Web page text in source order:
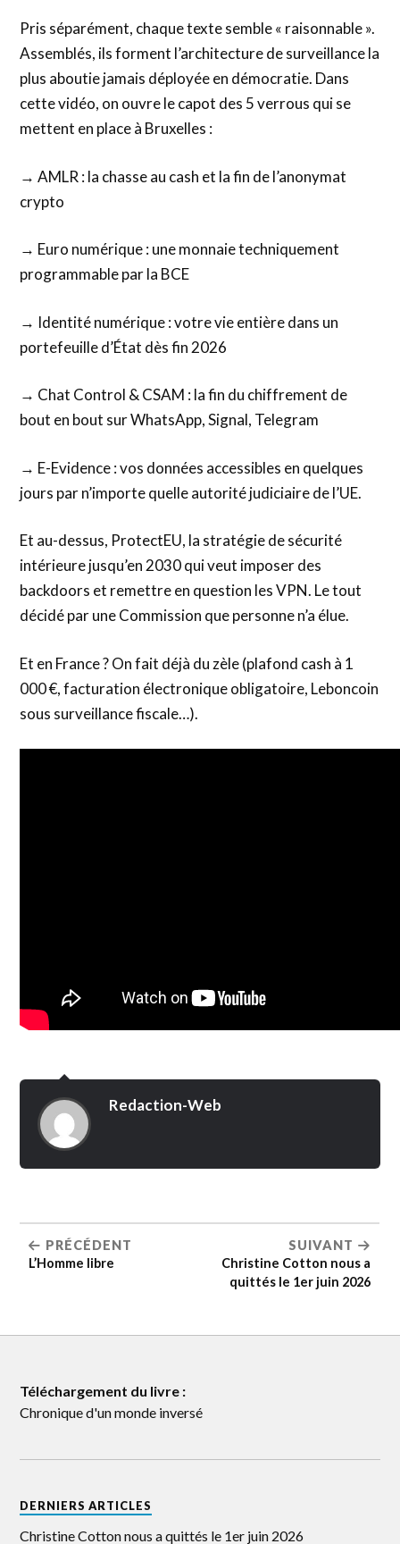
Pris séparément, chaque texte semble « raisonnable ».
Assemblés, ils forment l’architecture de surveillance la
plus aboutie jamais déployée en démocratie. Dans
cette vidéo, on ouvre le capot des 5 verrous qui se
mettent en place à Bruxelles :
→ AMLR : la chasse au cash et la fin de l’anonymat
crypto
→ Euro numérique : une monnaie techniquement
programmable par la BCE
→ Identité numérique : votre vie entière dans un
portefeuille d’État dès fin 2026
→ Chat Control & CSAM : la fin du chiffrement de
bout en bout sur WhatsApp, Signal, Telegram
→ E-Evidence : vos données accessibles en quelques
jours par n’importe quelle autorité judiciaire de l’UE.
Et au-dessus, ProtectEU, la stratégie de sécurité
intérieure jusqu’en 2030 qui veut imposer des
backdoors et remettre en question les VPN. Le tout
décidé par une Commission que personne n’a élue.
Et en France ? On fait déjà du zèle (plafond cash à 1
000 €, facturation électronique obligatoire, Leboncoin
sous surveillance fiscale…).
Redaction-Web
PRÉCÉDENT
L’Homme libre
SUIVANT
Christine Cotton nous a
quittés le 1er juin 2026
Téléchargement du livre :
Chronique d'un monde inversé
DERNIERS ARTICLES
Christine Cotton nous a quittés le 1er juin 2026